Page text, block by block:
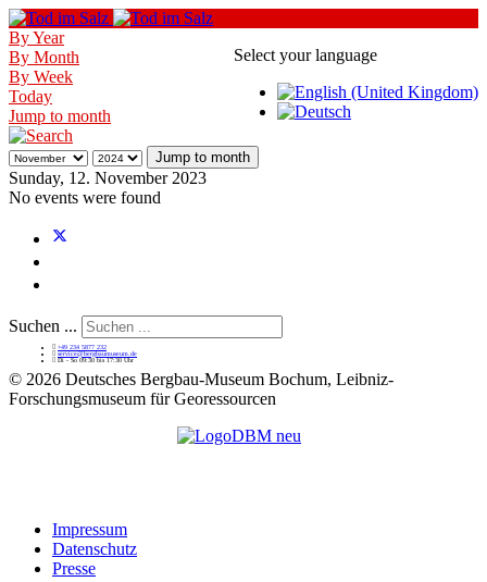
Select your language
By Year
By Month
By Week
Today
Jump to month
Jump to month
Sunday, 12. November 2023
No events were found
Suchen ...
+49 234 5877 232
service@bergbaumuseum.de
Di - So 09:30 bis 17:30 Uhr
© 2026 Deutsches Bergbau-Museum Bochum, Leibniz-
Forschungsmuseum für Georessourcen
Impressum
Datenschutz
Presse